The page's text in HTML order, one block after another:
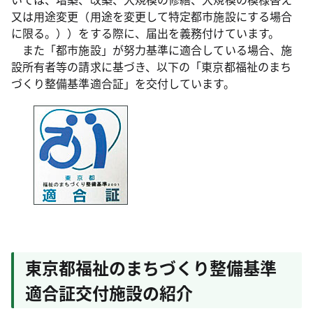
又は用途変更（用途を変更して特定都市施設にする場合
に限る。））をする際に、届出を義務付けています。
また「都市施設」が努力基準に適合している場合、施
設所有者等の請求に基づき、以下の「東京都福祉のまち
づくり整備基準適合証」を交付しています。
東京都福祉のまちづくり整備基準
適合証交付施設の紹介